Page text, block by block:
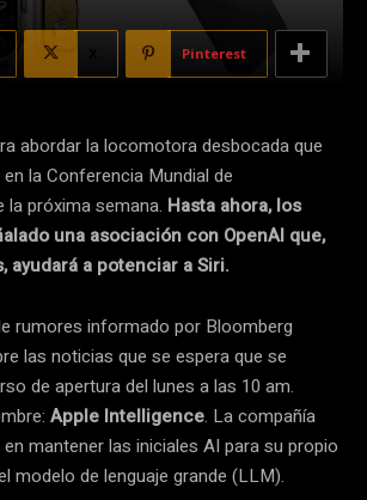
Pinterest
abordar la locomotora desbocada que
la Conferencia Mundial de
la próxima semana. Hasta ahora, los
una asociación con OpenAI que,
ayudará a potenciar a Siri.
rumores informado por Bloomberg
las noticias que se espera que se
de apertura del lunes a las 10 am.
Apple Intelligence. La compañía
mantener las iniciales AI para su propio
modelo de lenguaje grande (LLM).